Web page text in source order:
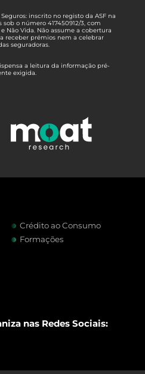
inscrito no registo da ASF na
o número 417450912/3, com
Não Vida. Não assume a cobertura
receber prémios nem a celebrar
seguradoras.
a leitura da informação pré-
exigida.
Crédito ao Consumo
Formações
nas Redes Sociais: